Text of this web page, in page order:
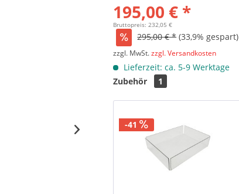
195,00 € *
Bruttopreis: 232,05 €
295,00 € * (33,9% gespart)
zzgl. MwSt.zzgl. Versandkosten
Lieferzeit: ca. 5-9 Werktage
Zubehör
1
-41